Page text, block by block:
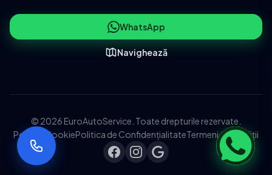
WhatsApp
Navighează
© 2026 EuroAutoService. Toate drepturile rezervate.
Politica CookiePolitica de ConfidențialitateTermeni și Condiții